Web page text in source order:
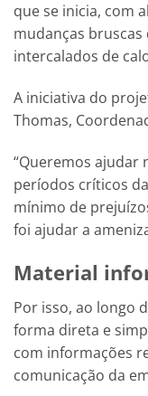
que se inicia, com
mudanças
intercalados de
A iniciativa do
Thomas,
“Queremos ajudar
períodos críticos
mínimo de
foi ajudar a
Material
Por isso, ao longo
forma direta e
com informações
comunicação da